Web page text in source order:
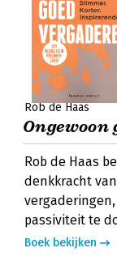
Rob de Haas
Ongewoon
Rob de Haas
denkkracht
passiviteit te
Boek bekijken